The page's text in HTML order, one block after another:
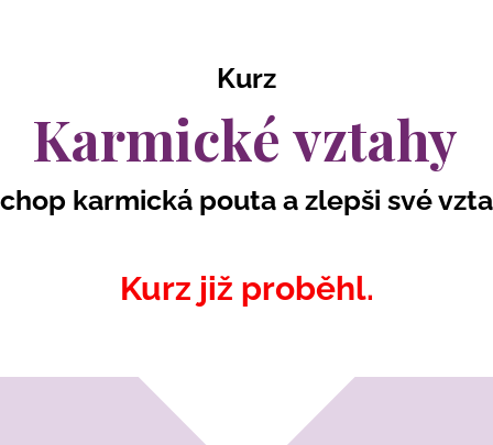
Kurz
Karmické vztahy
karmická pouta a zlepši své
Kurz již proběhl.